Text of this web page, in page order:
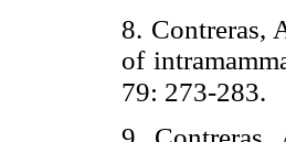
8. Contreras,
of
79: 273-283.